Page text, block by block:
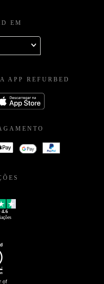
EM
APP REFURBED
4.6